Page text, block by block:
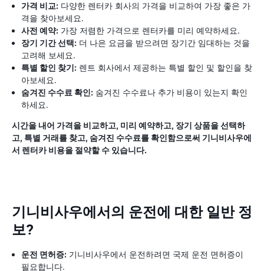
가격 비교: 다양한 렌터카 회사의 가격을 비교하여 가장 좋은 가
격을 찾아보세요.
사전 예약: 가장 저렴한 가격으로 렌터카를 미리 예약하세요.
장기 기간 선택: 더 나은 요금을 받으려면 장기간 임대하는 것을
고려해 보세요.
특별 할인 찾기: 렌트 회사에서 제공하는 특별 할인 및 할인을 찾
아보세요.
숨겨진 수수료 확인: 숨겨진 수수료나 추가 비용이 있는지 확인
하세요.
시간을 내어 가격을 비교하고, 미리 예약하고, 장기 상품을 선택하
고, 특별 거래를 찾고, 숨겨진 수수료를 확인함으로써 기니비사우에
서 렌터카 비용을 절약할 수 있습니다.
기니비사우에서의 운전에 대한 일반 정
보?
운전 면허증: 기니비사우에서 운전하려면 국제 운전 면허증이
필요합니다.